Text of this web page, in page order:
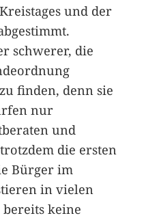
und der
schwerer, die
finden, denn sie
nur
und
die ersten
Bürger im
in vielen
keine